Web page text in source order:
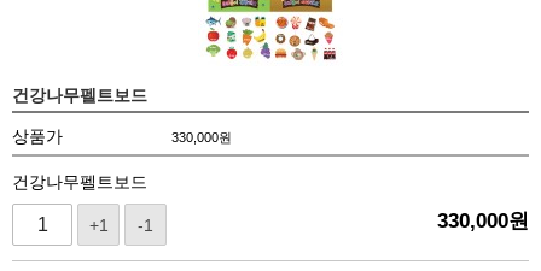
건강나무펠트보드
상품가 330,000원
건강나무펠트보드
+1 -1 330,000원